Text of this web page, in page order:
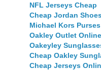
NFL Jerseys Cheap
Cheap Jordan
Michael Kors Purses
Oakley Outlet Online
Oakeyley
Cheap Oakley
Cheap Jerseys